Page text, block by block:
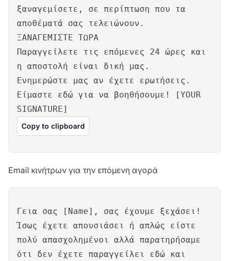
ξαναγεμίσετε, σε περίπτωση που τα
αποθέματά σας τελειώνουν.
ΞΑΝΑΓΕΜΙΣΤΕ ΤΩΡΑ
Παραγγείλετε τις επόμενες 24 ώρες και
η αποστολή είναι δική μας.
Ενημερώστε μας αν έχετε ερωτήσεις.
Είμαστε εδώ για να βοηθήσουμε! [YOUR
SIGNATURE]
Copy to clipboard
Email κινήτρων για την επόμενη αγορά
Γεια σας [Name], σας έχουμε ξεχάσει!
Ίσως έχετε απουσιάσει ή απλώς είστε
πολύ απασχολημένοι αλλά παρατηρήσαμε
ότι δεν έχετε παραγγείλει εδώ και